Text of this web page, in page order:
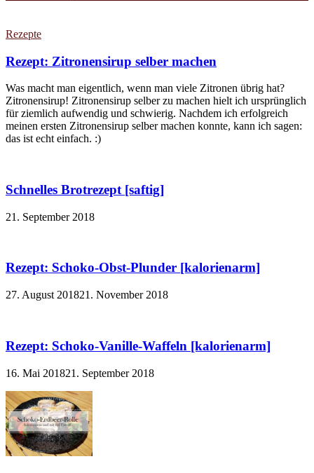
Rezepte
Rezept: Zitronensirup selber machen
Was macht man eigentlich, wenn man viele Zitronen übrig hat?
Zitronensirup! Zitronensirup selber zu machen hielt ich ursprünglich
für ziemlich aufwendig und schwierig. Nachdem ich erfolgreich
meinen ersten Zitronensirup selber machen konnte, kann ich sagen:
das ist echt einfach. :)
Schnelles Brotrezept [saftig]
21. September 2018
Rezept: Schoko-Obst-Plunder [kalorienarm]
27. August 201821. November 2018
Rezept: Schoko-Vanille-Waffeln [kalorienarm]
16. Mai 201821. September 2018